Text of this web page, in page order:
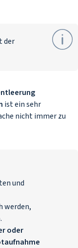
der
ist ein sehr
nicht immer zu
und
werden,
.
oder